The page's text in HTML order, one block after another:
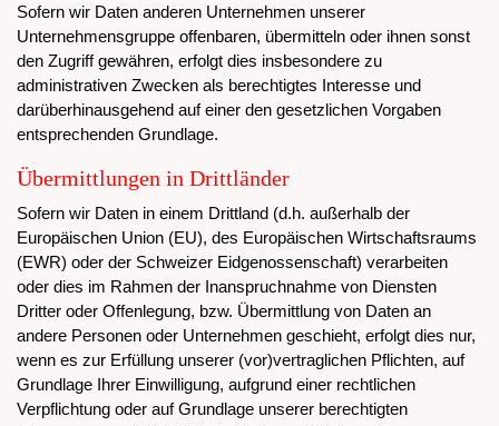
Sofern wir Daten anderen Unternehmen unserer
Unternehmensgruppe offenbaren, übermitteln oder ihnen sonst
den Zugriff gewähren, erfolgt dies insbesondere zu
administrativen Zwecken als berechtigtes Interesse und
darüberhinausgehend auf einer den gesetzlichen Vorgaben
entsprechenden Grundlage.
Übermittlungen in Drittländer
Sofern wir Daten in einem Drittland (d.h. außerhalb der
Europäischen Union (EU), des Europäischen Wirtschaftsraums
(EWR) oder der Schweizer Eidgenossenschaft) verarbeiten
oder dies im Rahmen der Inanspruchnahme von Diensten
Dritter oder Offenlegung, bzw. Übermittlung von Daten an
andere Personen oder Unternehmen geschieht, erfolgt dies nur,
wenn es zur Erfüllung unserer (vor)vertraglichen Pflichten, auf
Grundlage Ihrer Einwilligung, aufgrund einer rechtlichen
Verpflichtung oder auf Grundlage unserer berechtigten